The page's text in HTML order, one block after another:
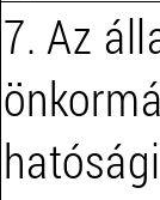
7. Az